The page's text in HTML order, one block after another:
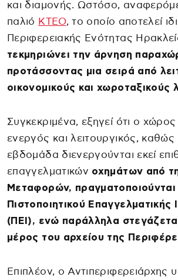
και διαμονής. Ωστόσο,
παλιό ΚΤΕΟ, το οποίο αποτελεί
Περιφερειακής Ενότητας
τεκμηριώνει την άρνηση
προτάσσοντας μια σειρά από
οικονομικούς και χωροταξικούς
Συγκεκριμένα, εξηγεί ότι ο
ενεργός και λειτουργικός,
εβδομάδα διενεργούνται εκεί
επαγγελματικών οχημάτων από
Μεταφορών, πραγματοποιούνται
Πιστοποιητικού Επαγγελματικής
(ΠΕΙ), ενώ παράλληλα
μέρος του αρχείου της
Επιπλέον, ο Αντιπεριφερειάρχης